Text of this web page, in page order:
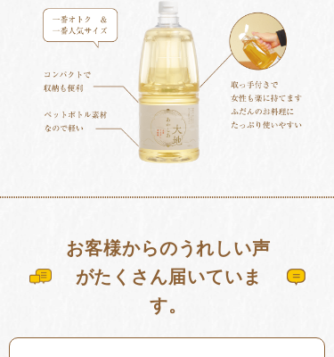
お客様からのうれしい声
がたくさん届いていま
す。